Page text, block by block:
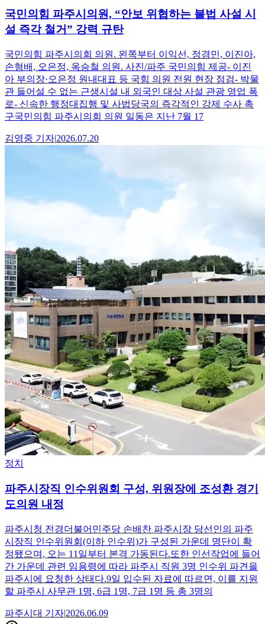
국민의힘 파주시의원, “안보 위협하는 불법 사설 시
설 즉각 철거” 강력 규탄
국민의힘 파주시의회 의원. 왼쪽부터 이익선, 정경민, 이진아,
손형배, 오은정, 옥승철 의원. 사진/파주 국민의힘 제공- 이진
아 부의장·오은정 원내대표 등 국힘 의원 전원 현장 점검- 박물
관 들어설 수 없는 근생시설 내 외국인 대상 사설 관광 영업 폭
로- 신속한 행정대집행 및 사법당국의 즉각적인 강제 수사 촉
구국민의힘 파주시의회 의원 일동은 지난 7월 17
김영중 기자|2026.07.20
정치
파주시장직 인수위원회 구성, 위원장에 조성환 경기
도의원 내정
파주시청 전경더불어민주당 손배찬 파주시장 당선인의 파주
시장직 인수위원회(이하 인수위)가 구성된 가운데 명단이 확
정됐으며, 오는 11일부터 본격 가동된다.또한 인선작업에 들어
간 가운데 관련 임용령에 따라 파주시 직원 3명 인수위 파견을
파주시에 요청한 상태다.9일 입수된 자료에 따르면, 이를 지원
할 파주시 사무관 1명, 6급 1명, 7급 1명 등 총 3명의
파주시대 기자|2026.06.09